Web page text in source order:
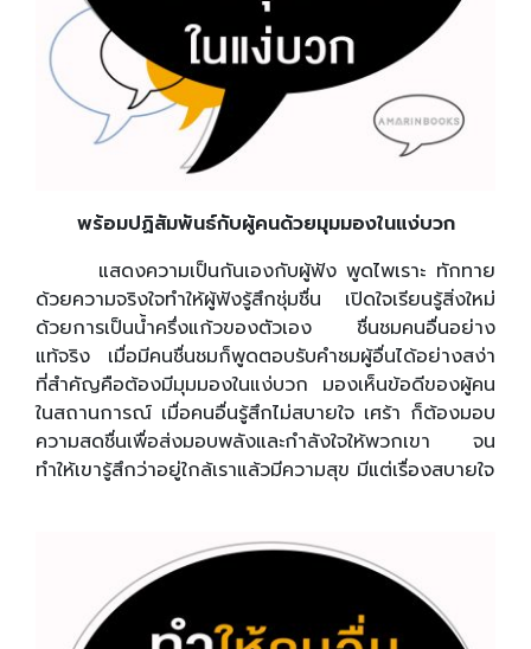
พร้อมปฏิสัมพันธ์กับผู้คนด้วยมุมมองในแง่บวก
แสดงความเป็นกันเองกับผู้ฟัง พูดไพเราะ ทักทาย
ด้วยความจริงใจทำให้ผู้ฟังรู้สึกชุ่มชื่น เปิดใจเรียนรู้สิ่งใหม่
ด้วยการเป็นน้ำครึ่งแก้วของตัวเอง ชื่นชมคนอื่นอย่าง
แท้จริง เมื่อมีคนชื่นชมก็พูดตอบรับคำชมผู้อื่นได้อย่างสง่า
ที่สำคัญคือต้องมีมุมมองในแง่บวก มองเห็นข้อดีของผู้คน
ในสถานการณ์ เมื่อคนอื่นรู้สึกไม่สบายใจ เศร้า ก็ต้องมอบ
ความสดชื่นเพื่อส่งมอบพลังและกำลังใจให้พวกเขา จน
ทำให้เขารู้สึกว่าอยู่ใกล้เราแล้วมีความสุข มีแต่เรื่องสบายใจ